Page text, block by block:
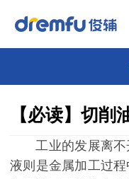
【必读】切削
工业的发展离
液则是金属加工过